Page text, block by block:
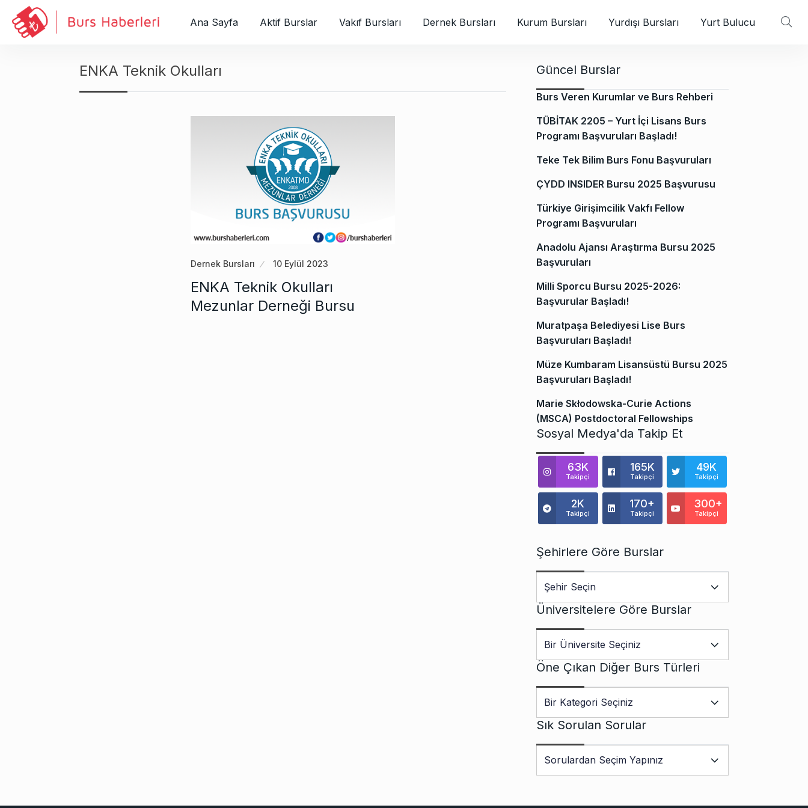
Ana Sayfa Aktif Burslar Vakıf Bursları Dernek Bursları Kurum Bursları Yurdışı Bursları Yurt Bulucu
ENKA Teknik Okulları
Dernek Bursları 10 Eylül 2023
ENKA Teknik Okulları
Mezunlar Derneği Bursu
Güncel Burslar
Burs Veren Kurumlar ve Burs Rehberi
TÜBİTAK 2205 – Yurt İçi Lisans Burs
Programı Başvuruları Başladı!
Teke Tek Bilim Burs Fonu Başvuruları
ÇYDD INSIDER Bursu 2025 Başvurusu
Türkiye Girişimcilik Vakfı Fellow
Programı Başvuruları
Anadolu Ajansı Araştırma Bursu 2025
Başvuruları
Milli Sporcu Bursu 2025-2026:
Başvurular Başladı!
Muratpaşa Belediyesi Lise Burs
Başvuruları Başladı!
Müze Kumbaram Lisansüstü Bursu 2025
Başvuruları Başladı!
Marie Skłodowska-Curie Actions
(MSCA) Postdoctoral Fellowships
Sosyal Medya'da Takip Et
63K
Takipçi
165K
Takipçi
49K
Takipçi
2K
Takipçi
170+
Takipçi
300+
Takipçi
Şehirlere Göre Burslar
Üniversitelere Göre Burslar
Öne Çıkan Diğer Burs Türleri
Sık Sorulan Sorular